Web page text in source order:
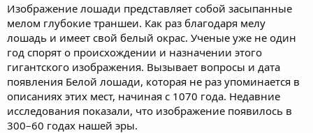
Изображение лошади представляет собой засыпанные
мелом глубокие траншеи. Как раз благодаря мелу
лошадь и имеет свой белый окрас. Ученые уже не один
год спорят о происхождении и назначении этого
гигантского изображения. Вызывает вопросы и дата
появления Белой лошади, которая не раз упоминается в
описаниях этих мест, начиная с 1070 года. Недавние
исследования показали, что изображение появилось в
300–60 годах нашей эры.